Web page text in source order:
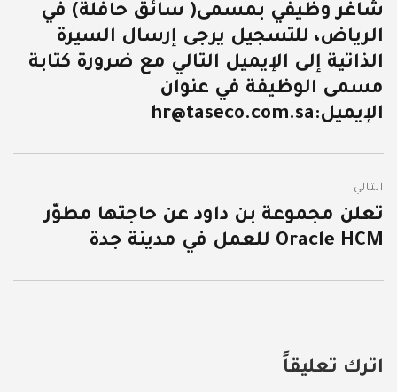
السابقة:
شاغر وظيفي بمسمى( سائق حافلة) في
الرياض، للتسجيل يرجى إرسال السيرة
الذاتية إلى الإيميل التالي مع ضرورة كتابة
مسمى الوظيفة في عنوان
الإيميل:hr@taseco.com.sa
التالي
المقالة
التالية:
تعلن مجموعة بن داود عن حاجتها مطوّر
Oracle HCM للعمل في مدينة جدة
اترك تعليقاً